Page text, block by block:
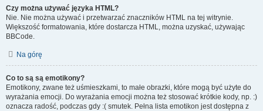
Czy można używać języka HTML?
Nie. Nie można używać i przetwarzać znaczników HTML na tej witrynie.
Większość formatowania, które dostarcza HTML, można uzyskać, używając
BBCode.
Na górę
Co to są są emotikony?
Emotikony, zwane też uśmieszkami, to małe obrazki, które mogą być użyte do
wyrażania emocji. Do wyrażania emocji można też stosować krótkie kody, np. :)
oznacza radość, podczas gdy :( smutek. Pełna lista emotikon jest dostępna z